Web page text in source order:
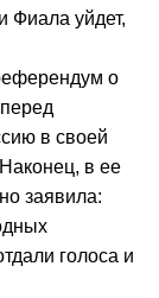
Фиала уйдет,
о
в своей
в ее
заявила:
голоса и